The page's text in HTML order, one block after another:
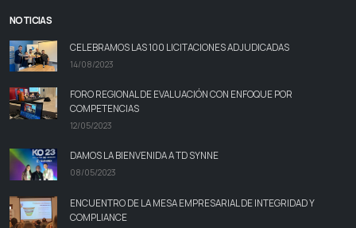
NOTICIAS
CELEBRAMOS LAS 100 LICITACIONES ADJUDICADAS
14/08/2023
FORO REGIONAL DE EVALUACIÓN CON ENFOQUE POR
COMPETENCIAS
12/05/2023
DAMOS LA BIENVENIDA A TD SYNNE
08/05/2023
ENCUENTRO DE LA MESA EMPRESARIAL DE INTEGRIDAD Y
COMPLIANCE